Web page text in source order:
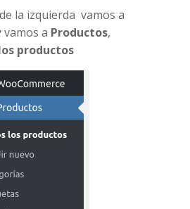
la izquierda vamos a
vamos a Productos,
productos